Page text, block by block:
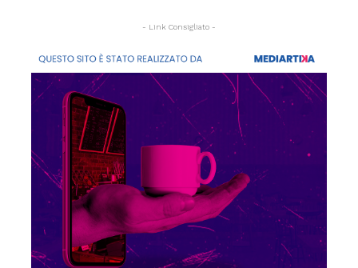
- Link Consigliato -